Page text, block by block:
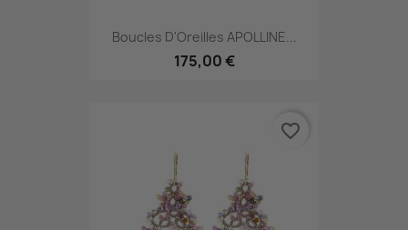
Boucles D'Oreilles APOLLINE...
175,00 €
favorite_border